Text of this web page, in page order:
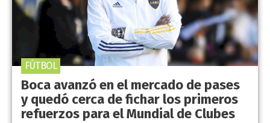
Boca avanzó en el mercado de pases
y quedó cerca de fichar los primeros
refuerzos para el Mundial de Clubes
FÚTBOL